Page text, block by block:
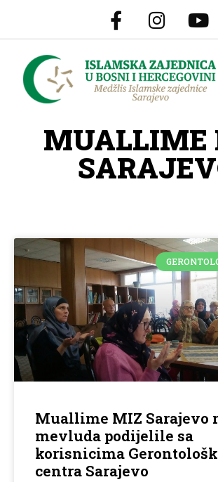
MUALLIME
Muallime MIZ Sarajevo
mevluda podijelile sa
korisnicima
centra Sarajevo